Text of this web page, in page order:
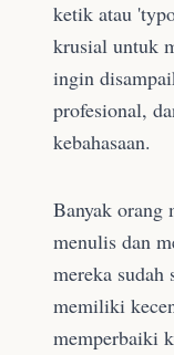
ketik atau
krusial untuk
ingin
profesional,
kebahasaan.
Banyak orang
menulis dan
mereka sudah
memiliki
memperbaiki